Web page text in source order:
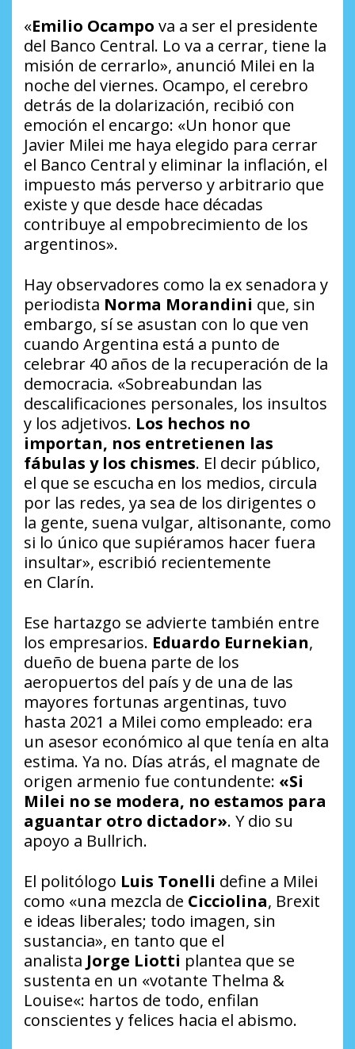
«Emilio Ocampo va a ser el presidente
del Banco Central. Lo va a cerrar, tiene la
misión de cerrarlo», anunció Milei en la
noche del viernes. Ocampo, el cerebro
detrás de la dolarización, recibió con
emoción el encargo: «Un honor que
Javier Milei me haya elegido para cerrar
el Banco Central y eliminar la inflación, el
impuesto más perverso y arbitrario que
existe y que desde hace décadas
contribuye al empobrecimiento de los
argentinos».
Hay observadores como la ex senadora y
periodista Norma Morandini que, sin
embargo, sí se asustan con lo que ven
cuando Argentina está a punto de
celebrar 40 años de la recuperación de la
democracia. «Sobreabundan las
descalificaciones personales, los insultos
y los adjetivos. Los hechos no
importan, nos entretienen las
fábulas y los chismes. El decir público,
el que se escucha en los medios, circula
por las redes, ya sea de los dirigentes o
la gente, suena vulgar, altisonante, como
si lo único que supiéramos hacer fuera
insultar», escribió recientemente
en Clarín.
Ese hartazgo se advierte también entre
los empresarios. Eduardo Eurnekian,
dueño de buena parte de los
aeropuertos del país y de una de las
mayores fortunas argentinas, tuvo
hasta 2021 a Milei como empleado: era
un asesor económico al que tenía en alta
estima. Ya no. Días atrás, el magnate de
origen armenio fue contundente: «Si
Milei no se modera, no estamos para
aguantar otro dictador». Y dio su
apoyo a Bullrich.
El politólogo Luis Tonelli define a Milei
como «una mezcla de Cicciolina, Brexit
e ideas liberales; todo imagen, sin
sustancia», en tanto que el
analista Jorge Liotti plantea que se
sustenta en un «votante Thelma &
Louise«: hartos de todo, enfilan
conscientes y felices hacia el abismo.